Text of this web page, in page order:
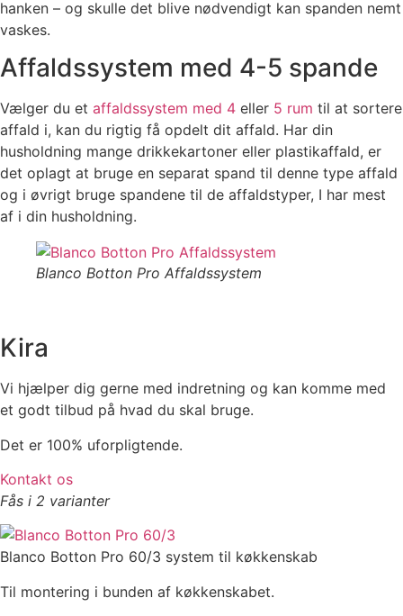
hanken – og skulle det blive nødvendigt kan spanden nemt
vaskes.
Affaldssystem med 4-5 spande
Vælger du et affaldssystem med 4 eller 5 rum til at sortere
affald i, kan du rigtig få opdelt dit affald. Har din
husholdning mange drikkekartoner eller plastikaffald, er
det oplagt at bruge en separat spand til denne type affald
og i øvrigt bruge spandene til de affaldstyper, I har mest
af i din husholdning.
Blanco Botton Pro Affaldssystem
Kira
Vi hjælper dig gerne med indretning og kan komme med
et godt tilbud på hvad du skal bruge.
Det er 100% uforpligtende.
Kontakt os
Fås i 2 varianter
Blanco Botton Pro 60/3 system til køkkenskab
Til montering i bunden af køkkenskabet.